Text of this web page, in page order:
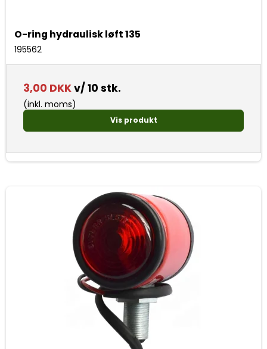
O-ring hydraulisk løft 135
195562
3,00 DKKv/ 10 stk.
(inkl. moms)
Vis produkt